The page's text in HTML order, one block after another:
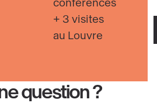
conférences
+ 3 visites
au Louvre
question ?